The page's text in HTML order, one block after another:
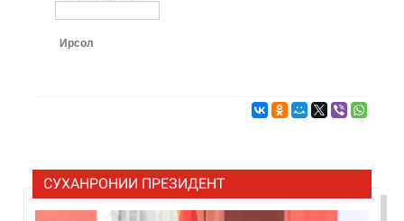
Ирсол
СУХАНРОНИИ ПРЕЗИДЕНТ